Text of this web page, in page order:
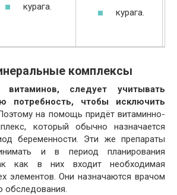
курага.
курага.
комплексы
следует учитывать
потребность, чтобы исключить
на помощь придёт витаминно-
который обычно назначается
беременности. Эти же препараты
и в период планирования
как в них входит необходимая
элементов. Они назначаются врачом
обследования.